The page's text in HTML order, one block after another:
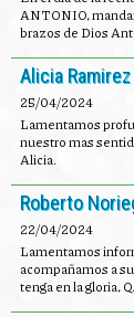
ANTONIO,
brazos de Dios
Alicia Ramirez
25/04/2024
Lamentamos
nuestro mas
Alicia.
Roberto
22/04/2024
Lamentamos
acompañamos a
tenga en la gloria,